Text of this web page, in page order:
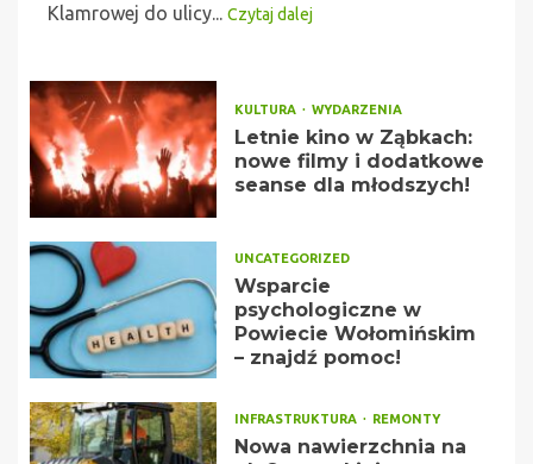
Klamrowej do ulicy... Czytaj dalej
KULTURA WYDARZENIA
Letnie kino w Ząbkach:
nowe filmy i dodatkowe
seanse dla młodszych!
UNCATEGORIZED
Wsparcie
psychologiczne w
Powiecie Wołomińskim
– znajdź pomoc!
INFRASTRUKTURA REMONTY
Nowa nawierzchnia na